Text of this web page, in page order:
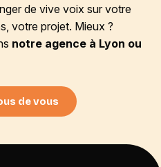
de vive voix sur votre
votre projet. Mieux ?
notre agence à Lyon ou
de vous